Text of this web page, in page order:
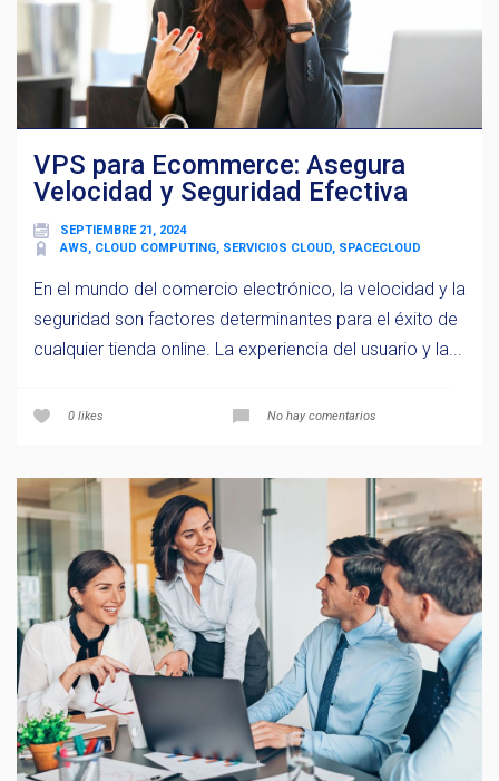
VPS para Ecommerce: Asegura
Velocidad y Seguridad Efectiva
SEPTIEMBRE 21, 2024
AWS, CLOUD COMPUTING, SERVICIOS CLOUD, SPACECLOUD
En el mundo del comercio electrónico, la velocidad y la
seguridad son factores determinantes para el éxito de
cualquier tienda online. La experiencia del usuario y la...
0 likes No hay comentarios